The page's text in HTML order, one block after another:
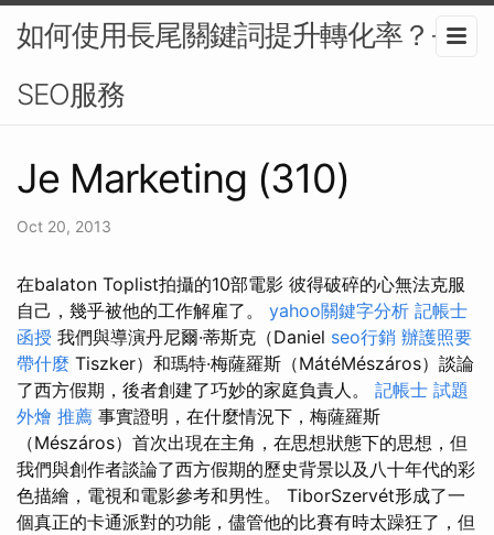
如何使用長尾關鍵詞提升轉化率？-
SEO服務
Je Marketing (310)
Oct 20, 2013
在balaton Toplist拍攝的10部電影 彼得破碎的心無法克服
自己，幾乎被他的工作解雇了。 yahoo關鍵字分析 記帳士
函授 我們與導演丹尼爾·蒂斯克（Daniel seo行銷 辦護照要
帶什麼 Tiszker）和瑪特·梅薩羅斯（MátéMészáros）談論
了西方假期，後者創建了巧妙的家庭負責人。 記帳士 試題
外燴 推薦 事實證明，在什麼情況下，梅薩羅斯
（Mészáros）首次出現在主角，在思想狀態下的思想，但
我們與創作者談論了西方假期的歷史背景以及八十年代的彩
色描繪，電視和電影參考和男性。 TiborSzervét形成了一
個真正的卡通派對的功能，儘管他的比賽有時太躁狂了，但